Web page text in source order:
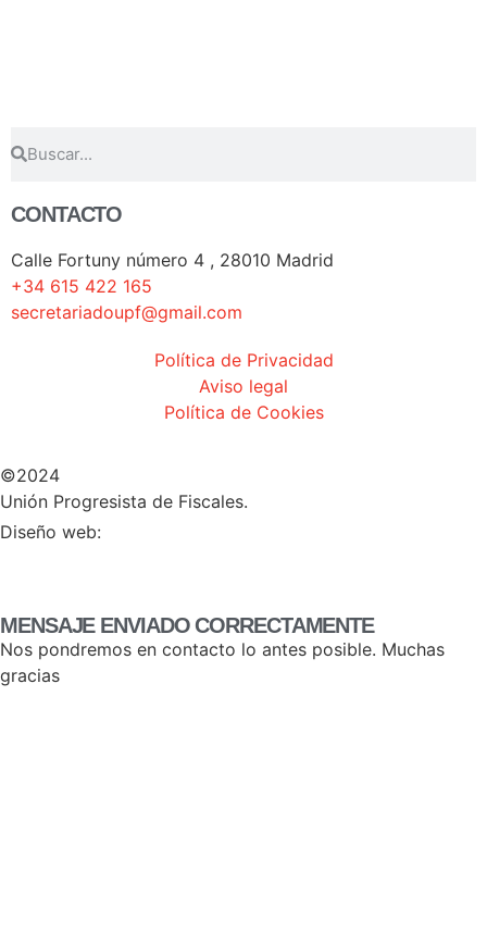
CONTACTO
Calle Fortuny número 4 , 28010 Madrid
+34 615 422 165
secretariadoupf@gmail.com
Política de Privacidad
Aviso legal
Política de Cookies
©2024
Unión Progresista de Fiscales.
Diseño web:
MENSAJE ENVIADO CORRECTAMENTE
Nos pondremos en contacto lo antes posible. Muchas
gracias